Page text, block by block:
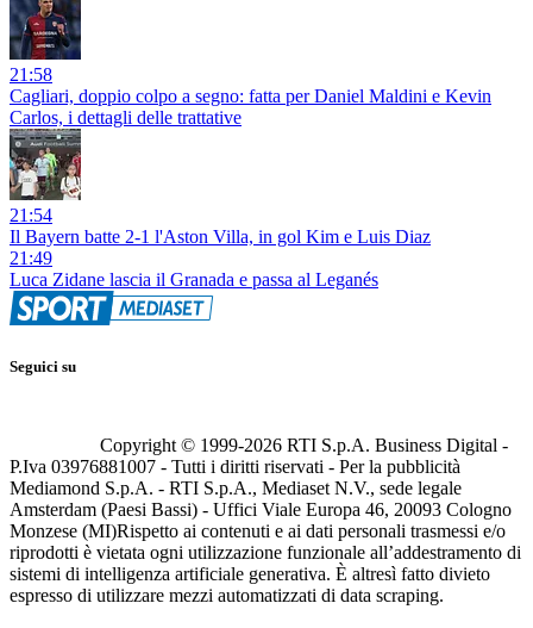
21:58
Cagliari, doppio colpo a segno: fatta per Daniel Maldini e Kevin
Carlos, i dettagli delle trattative
21:54
Il Bayern batte 2-1 l'Aston Villa, in gol Kim e Luis Diaz
21:49
Luca Zidane lascia il Granada e passa al Leganés
Seguici su
Copyright © 1999-2026 RTI S.p.A. Business Digital -
P.Iva 03976881007 - Tutti i diritti riservati - Per la pubblicità
Mediamond S.p.A. - RTI S.p.A., Mediaset N.V., sede legale
Amsterdam (Paesi Bassi) - Uffici Viale Europa 46, 20093 Cologno
Monzese (MI)Rispetto ai contenuti e ai dati personali trasmessi e/o
riprodotti è vietata ogni utilizzazione funzionale all’addestramento di
sistemi di intelligenza artificiale generativa. È altresì fatto divieto
espresso di utilizzare mezzi automatizzati di data scraping.